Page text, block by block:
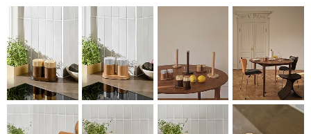
och bidrar till produkternas funktion. Mötet mellan trä och
metall skapar en medveten kontrast mellan mjuka och
hårda material, hantverk och industri samt klassiska
referenser och ett samtida uttryck.
Salt- och pepparkvarnarna har utvecklats med fokus på
precision och sinnlig användning. De keramiska och
justerbara kvarnmekanismerna säkerställer hög